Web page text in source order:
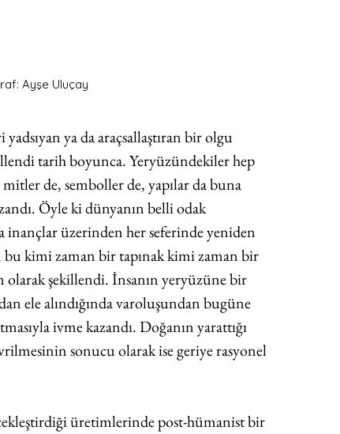
Ayşe Uluçay
ya da araçsallaştıran bir olgu
tarih boyunca. Yeryüzündekiler hep
de, semboller de, yapılar da buna
Öyle ki dünyanın belli odak
inançlar üzerinden her seferinde yeniden
bu kimi zaman bir tapınak kimi zaman bir
olarak şekillendi. İnsanın yeryüzüne bir
ele alındığında varoluşundan bugüne
ivme kazandı. Doğanın yarattığı
sonucu olarak ise geriye rasyonel
üretimlerinde post-hümanist bir